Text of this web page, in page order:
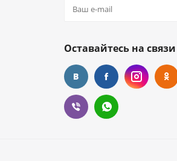
Оставайтесь на связи